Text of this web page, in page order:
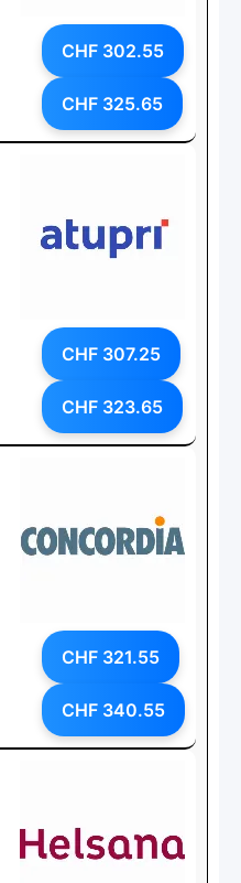
CHF 302.55
CHF 325.65
CHF 307.25
CHF 323.65
CHF 321.55
CHF 340.55